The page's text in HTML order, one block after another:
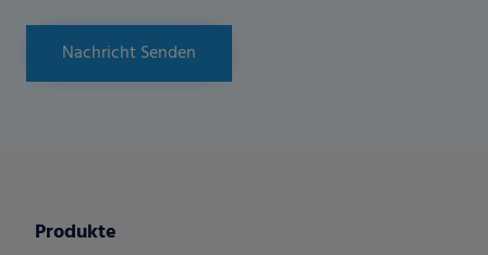
Nachricht Senden
Produkte